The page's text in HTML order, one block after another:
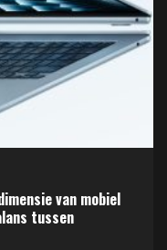
van mobiel
tussen